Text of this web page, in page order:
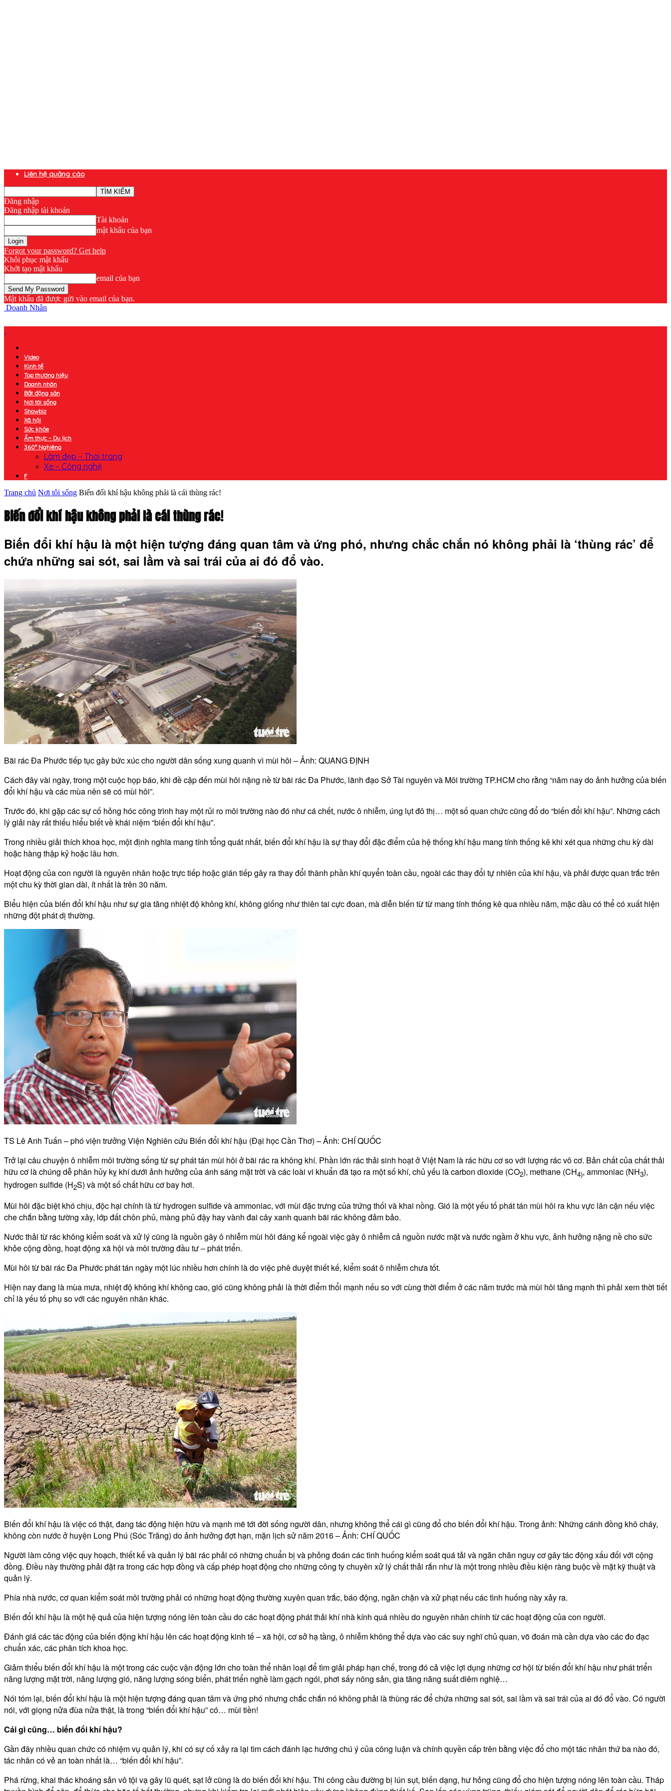
Liên hệ quảng cáo
Đăng nhập
Đăng nhập tài khoản
Tài khoản
mật khẩu của bạn
Forgot your password? Get help
Khôi phục mật khẩu
Khởi tạo mật khẩu
email của bạn
Mật khẩu đã được gửi vào email của bạn.
Doanh Nhân
Video
Kinh tế
Top thương hiệu
Doanh nhân
Bất động sản
Nơi tôi sống
Showbiz
Xã hội
Sức khỏe
Ẩm thực – Du lịch
360° Nghiêng
Làm đẹp – Thời trang
Xe – Công nghệ
F
Trang chủ Nơi tôi sống Biến đổi khí hậu không phải là cái thùng rác!
Biến đổi khí hậu không phải là cái thùng rác!
Biến đổi khí hậu là một hiện tượng đáng quan tâm và ứng phó, nhưng chắc chắn nó không phải là ‘thùng rác’ để
chứa những sai sót, sai lầm và sai trái của ai đó đổ vào.
Bãi rác Đa Phước tiếp tục gây bức xúc cho người dân sống xung quanh vì mùi hôi – Ảnh: QUANG ĐỊNH
Cách đây vài ngày, trong một cuộc họp báo, khi đề cập đến mùi hôi nặng nề từ bãi rác Đa Phước, lãnh đạo Sở Tài nguyên và Môi trường TP.HCM cho rằng “năm nay do ảnh hưởng của biến
đổi khí hậu và các mùa nên sẽ có mùi hôi”.
Trước đó, khi gặp các sự cố hỏng hóc công trình hay một rủi ro môi trường nào đó như cá chết, nước ô nhiễm, úng lụt đô thị… một số quan chức cũng đổ do “biến đổi khí hậu”. Những cách
lý giải này rất thiếu hiểu biết về khái niệm “biến đổi khí hậu”.
Trong nhiều giải thích khoa học, một định nghĩa mang tính tổng quát nhất, biến đổi khí hậu là sự thay đổi đặc điểm của hệ thống khí hậu mang tính thống kê khi xét qua những chu kỳ dài
hoặc hàng thập kỷ hoặc lâu hơn.
Hoạt động của con người là nguyên nhân hoặc trực tiếp hoặc gián tiếp gây ra thay đổi thành phần khí quyển toàn cầu, ngoài các thay đổi tự nhiên của khí hậu, và phải được quan trắc trên
một chu kỳ thời gian dài, ít nhất là trên 30 năm.
Biểu hiện của biến đổi khí hậu như sự gia tăng nhiệt độ không khí, không giống như thiên tai cực đoan, mà diễn biến từ từ mang tính thống kê qua nhiều năm, mặc dầu có thể có xuất hiện
những đột phát dị thường.
TS Lê Anh Tuấn – phó viện trưởng Viện Nghiên cứu Biến đổi khí hậu (Đại học Cần Thơ) – Ảnh: CHÍ QUỐC
Trở lại câu chuyện ô nhiễm môi trường sống từ sự phát tán mùi hôi ở bãi rác ra không khí. Phần lớn rác thải sinh hoạt ở Việt Nam là rác hữu cơ so với lượng rác vô cơ. Bản chất của chất thải
hữu cơ là chúng dễ phân hủy kỵ khí dưới ảnh hưởng của ánh sáng mặt trời và các loài vi khuẩn đã tạo ra một số khí, chủ yếu là carbon dioxide (CO2), methane (CH4), ammoniac (NH3),
hydrogen sulfide (H2S) và một số chất hữu cơ bay hơi.
Mùi hôi đặc biệt khó chịu, độc hại chính là từ hydrogen sulfide và ammoniac, với mùi đặc trưng của trứng thối và khai nồng. Gió là một yếu tố phát tán mùi hôi ra khu vực lân cận nếu việc
che chắn bằng tường xây, lớp đất chôn phủ, màng phủ đậy hay vành đai cây xanh quanh bãi rác không đảm bảo.
Nước thải từ rác không kiểm soát và xử lý cũng là nguồn gây ô nhiễm mùi hôi đáng kể ngoài việc gây ô nhiễm cả nguồn nước mặt và nước ngầm ở khu vực, ảnh hưởng nặng nề cho sức
khỏe cộng đồng, hoạt động xã hội và môi trường đầu tư – phát triển.
Mùi hôi từ bãi rác Đa Phước phát tán ngày một lúc nhiều hơn chính là do việc phê duyệt thiết kế, kiểm soát ô nhiễm chưa tốt.
Hiện nay đang là mùa mưa, nhiệt độ không khí không cao, gió cũng không phải là thời điểm thổi mạnh nếu so với cùng thời điểm ở các năm trước mà mùi hôi tăng mạnh thì phải xem thời tiết
chỉ là yếu tố phụ so với các nguyên nhân khác.
Biến đổi khí hậu là việc có thật, đang tác động hiện hữu và mạnh mẽ tới đời sống người dân, nhưng không thể cái gì cũng đổ cho biến đổi khí hậu. Trong ảnh: Những cánh đồng khô cháy,
không còn nước ở huyện Long Phú (Sóc Trăng) do ảnh hưởng đợt hạn, mặn lịch sử năm 2016 – Ảnh: CHÍ QUỐC​
Người làm công việc quy hoạch, thiết kế và quản lý bãi rác phải có những chuẩn bị và phỏng đoán các tình huống kiểm soát quá tải và ngăn chăn nguy cơ gây tác động xấu đối với cộng
đồng. Điều này thường phải đặt ra trong các hợp đồng và cấp phép hoạt động cho những công ty chuyên xử lý chất thải rắn như là một trong nhiều điều kiện ràng buộc về mặt kỹ thuật và
quản lý.
Phía nhà nước, cơ quan kiểm soát môi trường phải có những hoạt động thường xuyên quan trắc, báo động, ngăn chặn và xử phạt nếu các tình huống này xảy ra.
Biến đổi khí hậu là một hệ quả của hiện tượng nóng lên toàn cầu do các hoạt động phát thải khí nhà kính quá nhiều do nguyên nhân chính từ các hoạt động của con người.
Đánh giá các tác động của biến động khí hậu lên các hoạt động kinh tế – xã hội, cơ sở hạ tầng, ô nhiễm không thể dựa vào các suy nghĩ chủ quan, võ đoán mà cần dựa vào các đo đạc
chuẩn xác, các phân tích khoa học.
Giảm thiểu biến đổi khí hậu là một trong các cuộc vận động lớn cho toàn thể nhân loại để tìm giải pháp hạn chế, trong đó cả việc lợi dụng những cơ hội từ biến đổi khí hậu như phát triển
năng lượng mặt trời, năng lượng gió, năng lượng sóng biển, phát triển nghề làm gạch ngói, phơi sấy nông sản, gia tăng năng suất diêm nghiệ…
Nói tóm lại, biến đổi khí hậu là một hiện tượng đáng quan tâm và ứng phó nhưng chắc chắn nó không phải là thùng rác để chứa những sai sót, sai lầm và sai trái của ai đó đổ vào. Có người
nói, với giọng nửa đùa nửa thật, là trong “biến đổi khí hậu” có… mùi tiền!
Cái gì cũng… biến đổi khí hậu?
Gần đây nhiều quan chức có nhiệm vụ quản lý, khi có sự cố xảy ra lại tìm cách đánh lạc hướng chú ý của công luận và chính quyền cấp trên bằng việc đổ cho một tác nhân thứ ba nào đó,
tác nhân có vẻ an toàn nhất là… “biến đổi khí hậu”.
Phá rừng, khai thác khoáng sản vô tội vạ gây lũ quét, sạt lở cũng là do biến đổi khí hậu. Thi công cầu đường bị lún sụt, biến dạng, hư hỏng cũng đổ cho hiện tượng nóng lên toàn cầu. Tháp